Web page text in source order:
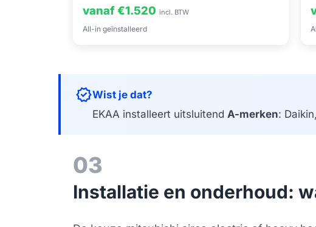
vanaf €1.520 incl. BTW
All-in geïnstalleerd
verifiedWist je dat?
EKAA installeert uitsluitend A-merken:
03
Installatie en onderhoud: